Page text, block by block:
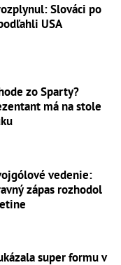
Slováci po
USA
zo Sparty?
má na stole
vedenie:
zápas rozhodol
super formu v